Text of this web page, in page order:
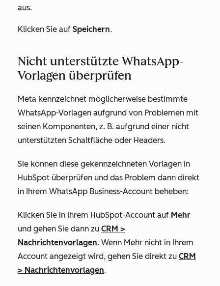
aus.
Klicken Sie auf Speichern.
Nicht unterstützte WhatsApp-
Vorlagen überprüfen
Meta kennzeichnet möglicherweise bestimmte
WhatsApp-Vorlagen aufgrund von Problemen mit
seinen Komponenten, z. B. aufgrund einer nicht
unterstützten Schaltfläche oder Headers.
Sie können diese gekennzeichneten Vorlagen in
HubSpot überprüfen und das Problem dann direkt
in Ihrem WhatsApp Business-Account beheben:
Klicken Sie in Ihrem HubSpot-Account auf Mehr
und gehen Sie dann zu CRM >
Nachrichtenvorlagen. Wenn Mehr nicht in Ihrem
Account angezeigt wird, gehen Sie direkt zu CRM
> Nachrichtenvorlagen.